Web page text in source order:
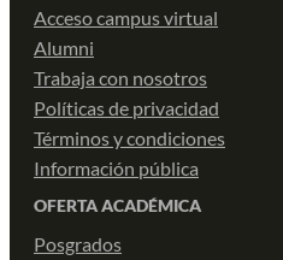
Acceso campus virtual
Alumni
Trabaja con nosotros
Políticas de privacidad
Términos y condiciones
Información pública
OFERTA ACADÉMICA
Posgrados